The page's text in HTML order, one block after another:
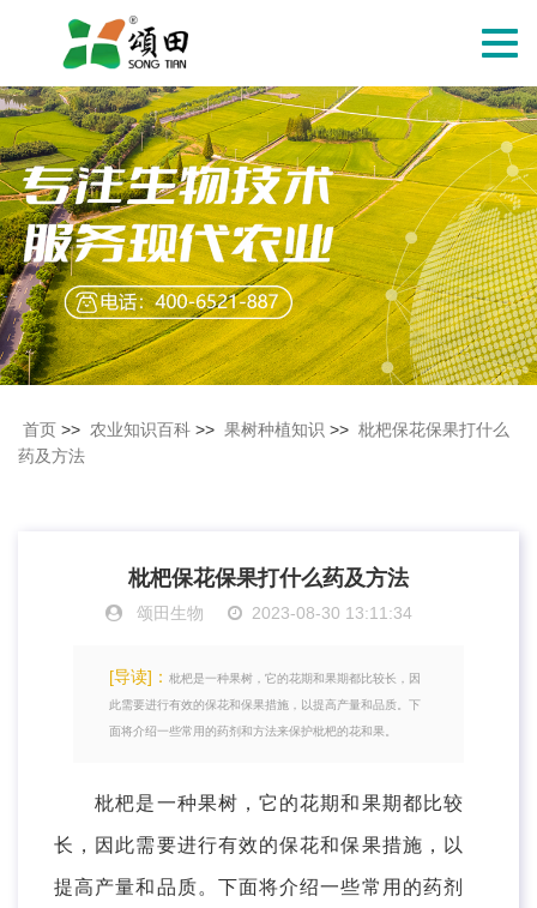
切
导
航
首页 >> 农业知识百科 >> 果树种植知识 >> 枇杷保花保果打什么
药及方法
枇杷保花保果打什么药及方法
颂田生物 2023-08-30 13:11:34
[导读]： 枇杷是一种果树，它的花期和果期都比较长，因
此需要进行有效的保花和保果措施，以提高产量和品质。下
面将介绍一些常用的药剂和方法来保护枇杷的花和果。
枇杷是一种果树，它的花期和果期都比较
长，因此需要进行有效的保花和保果措施，以
提高产量和品质。下面将介绍一些常用的药剂